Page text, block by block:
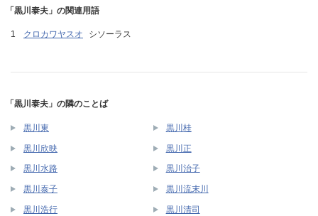
「黒川泰夫」の関連用語
クロカワヤスオ シソーラス
「黒川泰夫」の隣のことば
黒川東 黒川桂
黒川欣映 黒川正
黒川水路 黒川治子
黒川泰子 黒川流末川
黒川浩行 黒川清司